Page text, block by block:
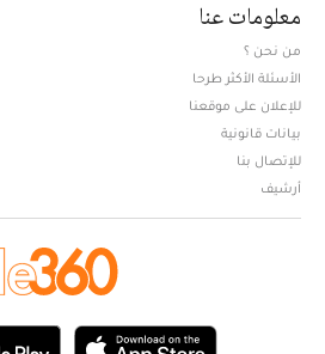
معلومات عنا
من نحن ؟
الأسئلة الأكثر طرحا
للإعلان على موقعنا
بيانات قانونية
للإتصال بنا
أرشيف